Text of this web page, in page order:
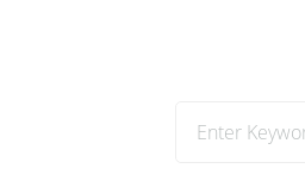
Looking